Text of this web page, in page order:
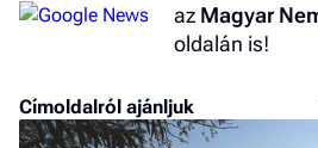
az Magyar
oldalán is!
Címoldalról ajánljuk